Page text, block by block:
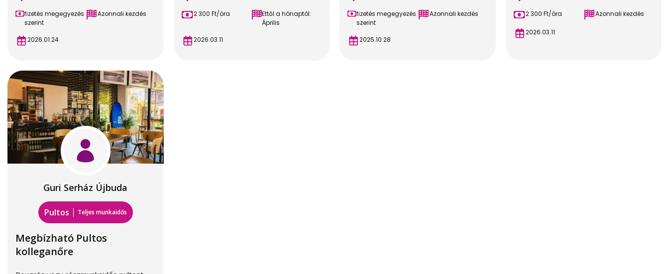
fizetés megegyezés
szerint
Azonnali kezdés
2026.01.24
2 300 Ft/óra
Ettől a hónaptól:
Április
2026.03.11
fizetés megegyezés
szerint
Azonnali kezdés
2025.10.28
2 300 Ft/óra Azonnali kezdés
2026.03.11
Guri Serház Újbuda
Pultos Teljes munkaidős
Megbízható Pultos
kolleganőre